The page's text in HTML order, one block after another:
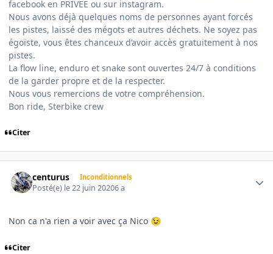
facebook en PRIVEE ou sur instagram.
Nous avons déjà quelques noms de personnes ayant forcés
les pistes, laissé des mégots et autres déchets. Ne soyez pas
égoïste, vous êtes chanceux d’avoir accès gratuitement à nos
pistes.
La flow line, enduro et snake sont ouvertes 24/7 à conditions
de la garder propre et de la respecter.
Nous vous remercions de votre compréhension.
Bon ride, Sterbike crew
Citer
centurus Inconditionnels
Posté(e) le 22 juin 20206 a
Non ca n'a rien a voir avec ça Nico 😉
Citer